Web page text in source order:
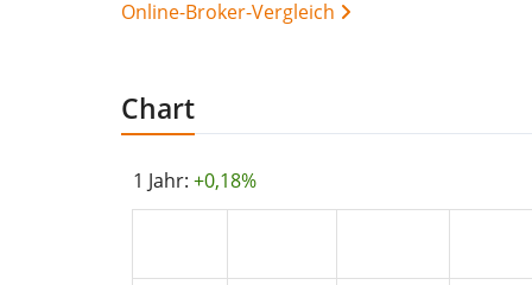
Online-Broker-Vergleich
Chart
1 Jahr: +0,18%